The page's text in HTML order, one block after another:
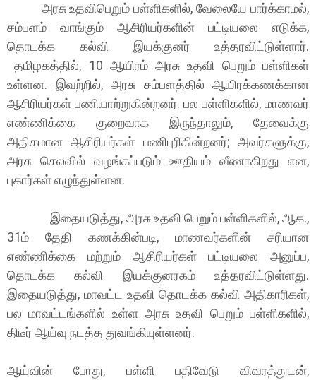
அரசு உதவிபெறும் பள்ளிகளில், வேலையே பார்க்காமல்,
சம்பளம் வாங்கும் ஆசிரியர்களின் பட்டியலை எடுக்க,
தொடக்க கல்வி இயக்குனர் உத்தரவிட்டுள்ளார்.
தமிழகத்தில், 10 ஆயிரம் அரசு உதவி பெறும் பள்ளிகள்
உள்ளன. இவற்றில், அரசு சம்பளத்தில் ஆயிரக்கணக்கான
ஆசிரியர்கள் பணியாற்றுகின்றனர். பல பள்ளிகளில், மாணவர்
எண்ணிக்கை குறைவாக இருந்தாலும், தேவைக்கு
அதிகமான ஆசிரியர்கள் பணிபுரிகின்றனர்; அவர்களுக்கு,
அரசு செலவில் வழங்கப்படும் ஊதியம் வீணாகிறது என,
புகார்கள் எழுந்துள்ளன.
இதையடுத்து, அரசு உதவி பெறும் பள்ளிகளில், ஆக.,
31ம் தேதி கணக்கின்படி, மாணவர்களின் சரியான
எண்ணிக்கை மற்றும் ஆசிரியர்கள் பட்டியலை அனுப்ப,
தொடக்க கல்வி இயக்குனரகம் உத்தரவிட்டுள்ளது.
இதையடுத்து, மாவட்ட உதவி தொடக்க கல்வி அதிகாரிகள்,
பல மாவட்டங்களில் உள்ள அரசு உதவி பெறும் பள்ளிகளில்,
திடீர் ஆய்வு நடத்த துவங்கியுள்ளனர்.
ஆய்வின் போது, பள்ளி பதிவேடு விவரத்துடன்,